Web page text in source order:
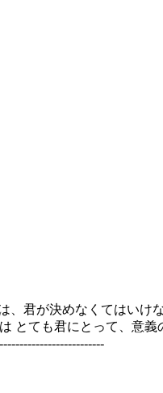
、君が決めなくてはい
とても君にとって、意義